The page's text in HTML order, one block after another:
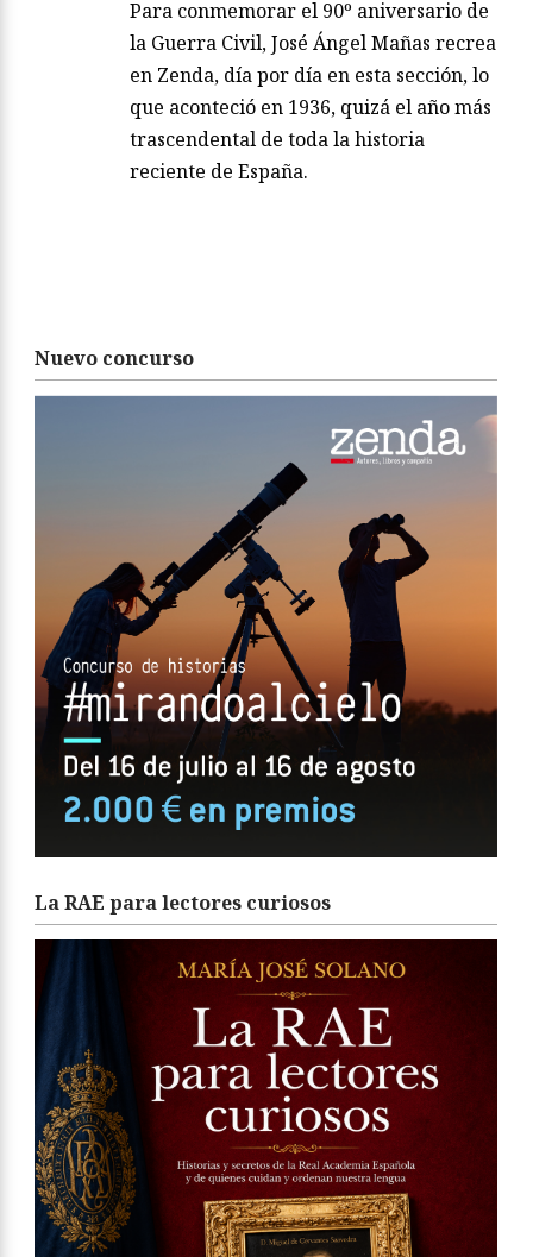
Para conmemorar el 90º aniversario de
la Guerra Civil, José Ángel Mañas recrea
en Zenda, día por día en esta sección, lo
que aconteció en 1936, quizá el año más
trascendental de toda la historia
reciente de España.
Nuevo concurso
La RAE para lectores curiosos